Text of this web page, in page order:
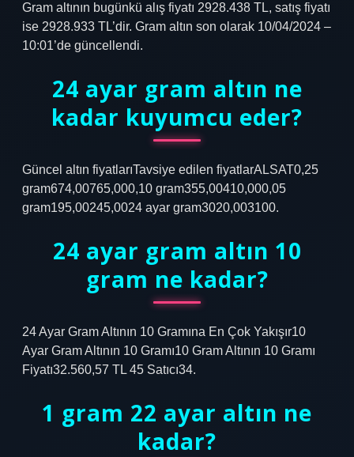
Gram altının bugünkü alış fiyatı 2928.438 TL, satış fiyatı
ise 2928.933 TL’dir. Gram altın son olarak 10/04/2024 –
10:01’de güncellendi.
24 ayar gram altın ne
kadar kuyumcu eder?
Güncel altın fiyatlarıTavsiye edilen fiyatlarALSAT0,25
gram674,00765,000,10 gram355,00410,000,05
gram195,00245,0024 ayar gram3020,003100.
24 ayar gram altın 10
gram ne kadar?
24 Ayar Gram Altının 10 Gramına En Çok Yakışır10
Ayar Gram Altının 10 Gramı10 Gram Altının 10 Gramı
Fiyatı32.560,57 TL 45 Satıcı34.
1 gram 22 ayar altın ne
kadar?